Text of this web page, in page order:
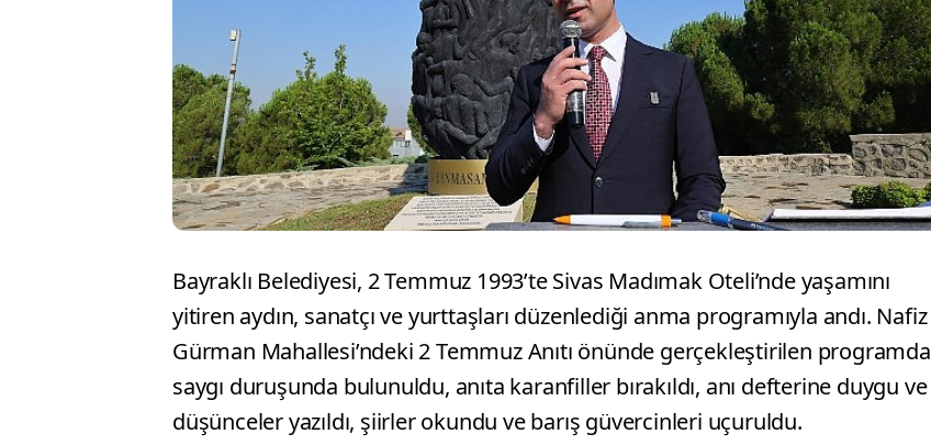
Bayraklı Belediyesi, 2 Temmuz 1993’te Sivas Madımak Oteli’nde yaşamını
yitiren aydın, sanatçı ve yurttaşları düzenlediği anma programıyla andı. Nafiz
Gürman Mahallesi’ndeki 2 Temmuz Anıtı önünde gerçekleştirilen programda
saygı duruşunda bulunuldu, anıta karanfiller bırakıldı, anı defterine duygu ve
düşünceler yazıldı, şiirler okundu ve barış güvercinleri uçuruldu.